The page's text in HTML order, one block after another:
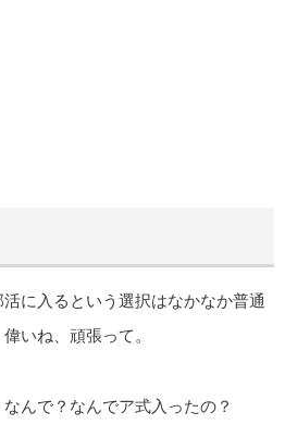
に入るという選択はなかなか普通
いね、頑張って。
んで？なんでア式入ったの？